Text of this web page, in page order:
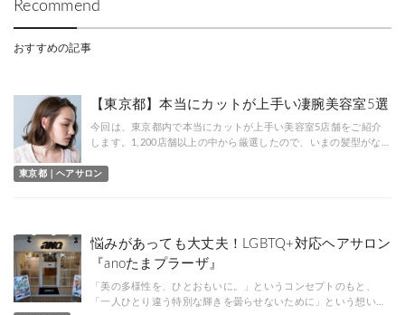
Recommend
おすすめの記事
【東京都】本当にカットが上手い凄腕美容室5選
今回は、東京都内で本当にカットが上手い美容室5店舗をご紹介
します。1,200店舗以上の中から厳選したので、いまの髪型がな…
東京都｜ヘアサロン
悩みがあっても大丈夫！LGBTQ+対応ヘアサロン
『anoたまプラーザ』
「美の多様性を、ひとおもいに。」というコンセプトのもと、
「一人ひとり違う特別な輝きを曇らせないために」という想い…